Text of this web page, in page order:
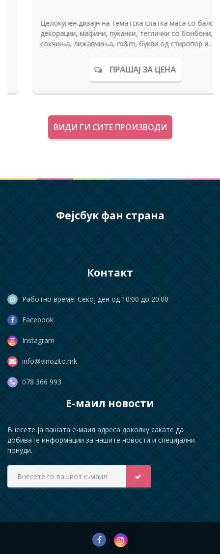
Целокупен дизајн на тематска слатка маса со балони,
декорации, мафини, пуканки, теглички со бонбони,
сокчиња, лижавчиња, m&m, букви од стиропор и
ПРАШАЈ ЗА ЦЕНА
ВИДИ ГИ СИТЕ ПРОИЗВОДИ
Фејсбук фан страна
Контакт
Работно време: Секој ден од 10:00 до 20:00
Facebook
Instagram
info@vinozito.mk
078 366 993
Е-маил новости
Внесете ја вашата е-маил адреса доколку сакате да
добивате информации за нашите новости и специјални
понуди.